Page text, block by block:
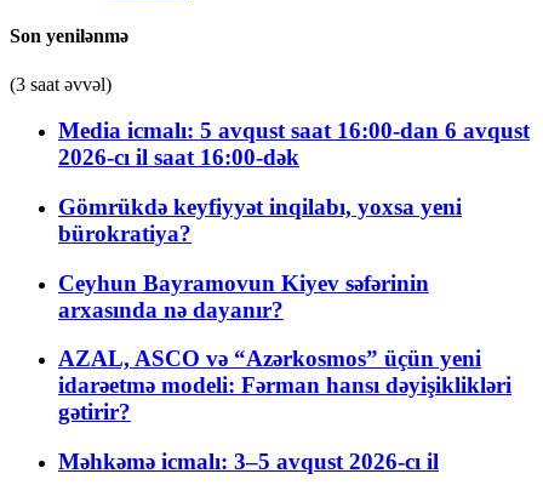
Son yenilənmə
(3 saat əvvəl)
Media icmalı: 5 avqust saat 16:00-dan 6 avqust
2026-cı il saat 16:00-dək
Gömrükdə keyfiyyət inqilabı, yoxsa yeni
bürokratiya?
Ceyhun Bayramovun Kiyev səfərinin
arxasında nə dayanır?
AZAL, ASCO və “Azərkosmos” üçün yeni
idarəetmə modeli: Fərman hansı dəyişiklikləri
gətirir?
Məhkəmə icmalı: 3–5 avqust 2026-cı il